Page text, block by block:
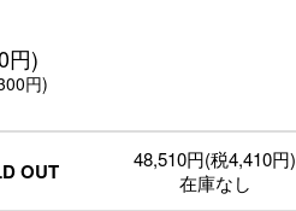
円)
円)
OUT
48,510円(税4,410円)
在庫なし